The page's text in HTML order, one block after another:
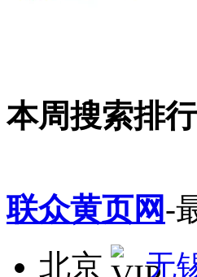
本周搜索排行
联众黄页网-
北京
无